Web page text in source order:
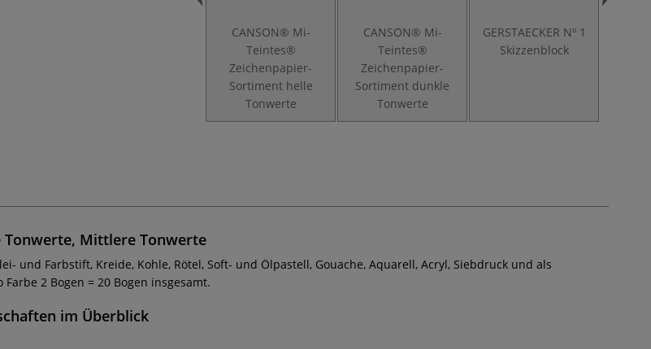
CANSON® Mi-
Teintes®
Zeichenpapier-
Sortiment helle
Tonwerte
CANSON® Mi-
Teintes®
Zeichenpapier-
Sortiment dunkle
Tonwerte
GERSTAECKER Nº 1
Skizzenblock
Mittlere Tonwerte
und Farbstift, Kreide, Kohle, Rötel, Soft- und Ölpastell, Gouache, Aquarell, Acryl, Siebdruck und als
2 Bogen = 20 Bogen insgesamt.
im Überblick